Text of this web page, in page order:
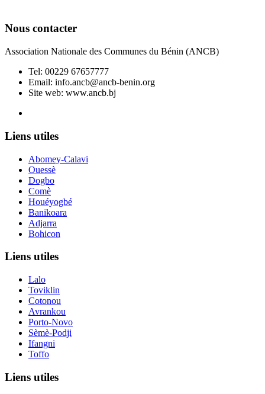
Nous contacter
Association Nationale des Communes du Bénin (ANCB)
Tel: 00229 67657777
Email: info.ancb@ancb-benin.org
Site web: www.ancb.bj
Liens utiles
Abomey-Calavi
Ouessè
Dogbo
Comè
Houéyogbé
Banikoara
Adjarra
Bohicon
Liens utiles
Lalo
Toviklin
Cotonou
Avrankou
Porto-Novo
Sèmè-Podji
Ifangni
Toffo
Liens utiles